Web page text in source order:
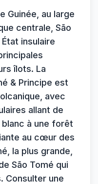
Guinée, au large
centrale, São
insulaire
îlots. La
& Principe est
avec
allant de
à une forêt
au cœur des
la plus grande,
São Tomé qui
Consulter une